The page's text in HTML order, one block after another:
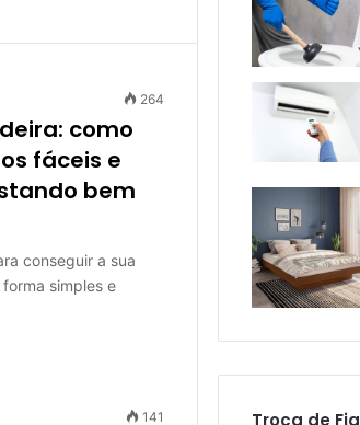
264
como
fáceis e
bem
conseguir a sua
simples e
141 Troca de